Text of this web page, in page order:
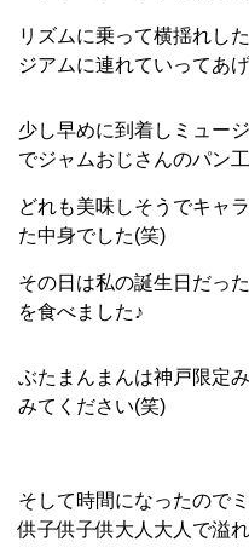
リズムに乗って横揺れし
ジアムに連れていってあ
少し早めに到着しミュー
でジャムおじさんのパン工
どれも美味しそうでキャ
た中身でした(笑)
その日は私の誕生日だっ
を食べました♪
ぶたまんまんは神戸限定
みてください(笑)
そして時間になったので
供子供子供大人大人で溢